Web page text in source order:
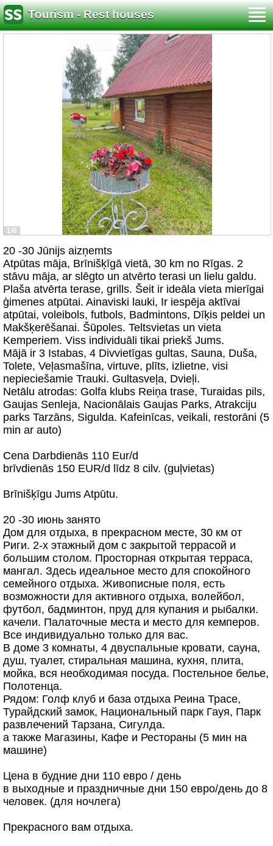
Tourism - Rest houses
1/6
20 -30 Jūnijs aizņemts
Atpūtas māja, Brīnišķīgā vietā, 30 km no Rīgas. 2
stāvu māja, ar slēgto un atvērto terasi un lielu galdu.
Plaša atvērta terase, grills. Šeit ir ideāla vieta mierīgai
ģimenes atpūtai. Ainaviski lauki, Ir iespēja aktīvai
atpūtai, voleibols, futbols, Badmintons, Dīķis peldei un
Makšķerēšanai. Šūpoles. Teltsvietas un vieta
Kemperiem. Viss individuāli tikai priekš Jums.
Mājā ir 3 Istabas, 4 Divvietīgas gultas, Sauna, Duša,
Tolete, Veļasmašīna, virtuve, plīts, izlietne, visi
nepieciešamie Trauki. Gultasveļa, Dvieļi.
Netālu atrodas: Golfa klubs Reiņa trase, Turaidas pils,
Gaujas Senleja, Nacionālais Gaujas Parks, Atrakciju
parks Tarzāns, Sigulda. Kafeinīcas, veikali, restorāni (5
min ar auto)
Cena Darbdienās 110 Eur/d
brīvdienās 150 EUR/d līdz 8 cilv. (guļvietas)
Brīnišķīgu Jums Atpūtu.
20 -30 июнь занято
Дом для отдыха, в прекрасном месте, 30 км от
Риги. 2-х этажный дом с закрытой террасой и
большим столом. Просторная открытая терраса,
мангал. Здесь идеальное место для спокойного
семейного отдыха. Живописные поля, есть
возможности для активного отдыха, волейбол,
футбол, бадминтон, пруд для купания и рыбалки.
качели. Палаточные места и место для кемперов.
Все индивидуально только для вас.
В доме 3 комнаты, 4 двуспальные кровати, сауна,
душ, туалет, стиральная машина, кухня, плита,
мойка, вся необходимая посуда. Постельное белье,
Полотенца.
Рядом: Голф клуб и база отдыха Реина Трасе,
Турайдский замок, Национальный парк Гауя, Парк
развлечений Тарзана, Сигулда.
а также Магазины, Кафе и Рестораны (5 мин на
машине)
Цена в будние дни 110 евро / день
в выходные и праздничные дни 150 евро/день до 8
человек. (для ночлега)
Прекрасного вам отдыха.